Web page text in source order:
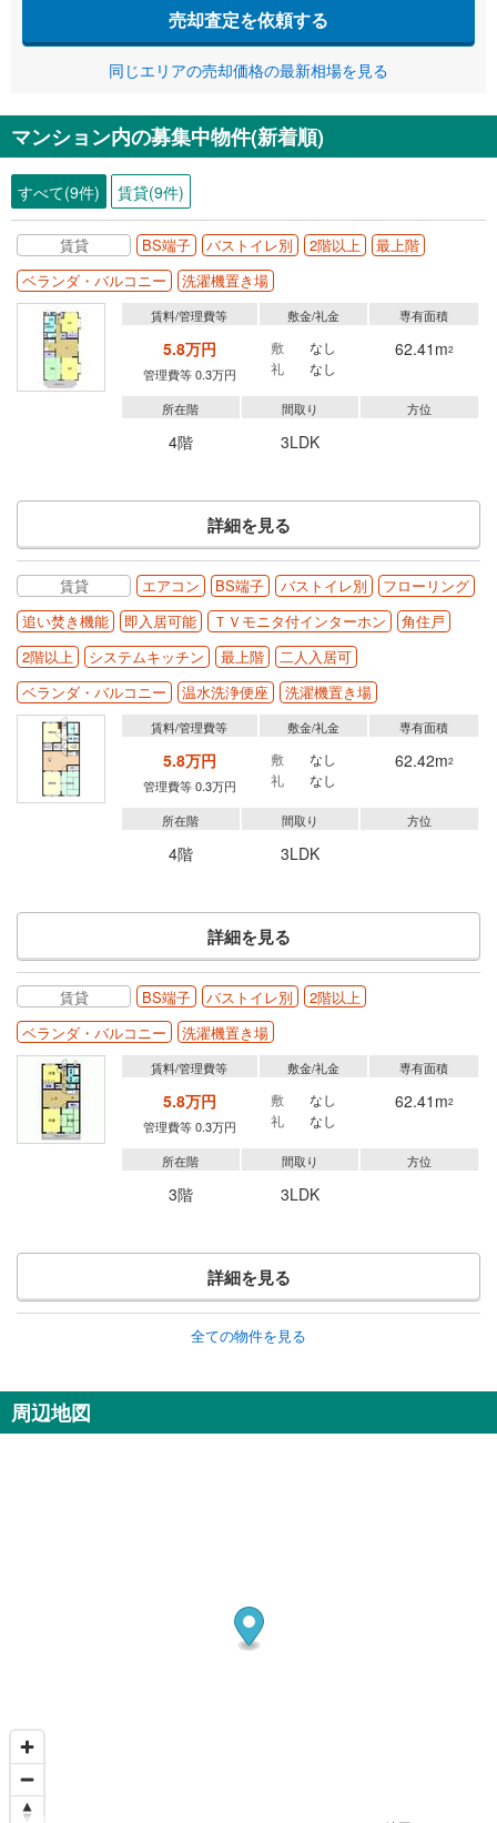
売却査定を依頼する
同じエリアの売却価格の最新相場を見る
マンション内の募集中物件(新着順)
すべて(9件) 賃貸(9件)
賃貸 BS端子 バストイレ別 2階以上
最上階
ベランダ・バルコニー
洗濯機置き場
賃料/管理費等
5.8万円
管理費等 0.3万円
敷金/礼金
敷
なし
礼
なし
専有面積
62.41m2
所在階
4階
間取り
3LDK
方位
詳細を見る
賃貸 エアコン BS端子 バストイレ別
フローリング
追い焚き機能
即入居可能 ＴＶモニタ付インターホン
角住戸
2階以上
システムキッチン 最上階
二人入居可
ベランダ・バルコニー
温水洗浄便座 洗濯機置き場
賃料/管理費等
5.8万円
管理費等 0.3万円
敷金/礼金
敷
なし
礼
なし
専有面積
62.42m2
所在階
4階
間取り
3LDK
方位
詳細を見る
賃貸 BS端子 バストイレ別
2階以上
ベランダ・バルコニー
洗濯機置き場
賃料/管理費等
5.8万円
管理費等 0.3万円
敷金/礼金
敷
なし
礼
なし
専有面積
62.41m2
所在階
3階
間取り
3LDK
方位
詳細を見る
全ての物件を見る
周辺地図